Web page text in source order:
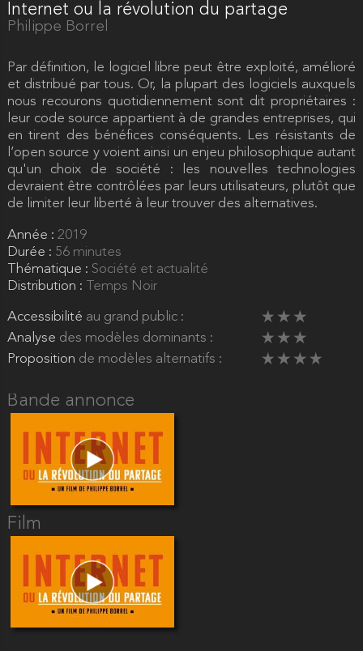
Internet ou la révolution du partage
Philippe Borrel
Par définition, le logiciel libre peut être exploité, amélioré
et distribué par tous. Or, la plupart des logiciels auxquels
nous recourons quotidiennement sont dit propriétaires :
leur code source appartient à de grandes entreprises, qui
en tirent des bénéfices conséquents. Les résistants de
l’open source y voient ainsi un enjeu philosophique autant
qu'un choix de société : les nouvelles technologies
devraient être contrôlées par leurs utilisateurs, plutôt que
de limiter leur liberté à leur trouver des alternatives.
Année : 2019
Durée : 56 minutes
Thématique : Société et actualité
Distribution :
Temps Noir
Accessibilité au grand public :
Analyse des modèles dominants :
Proposition de modèles alternatifs :
Bande annonce
Film